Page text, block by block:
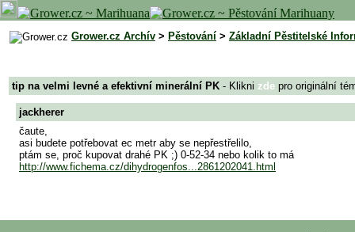
Grower.cz Archív > Pěstování > Základní Pěstitelské
tip na velmi levné a efektivní minerální PK - Klikni zde pro originální
jackherer
čaute,
asi budete potřebovat ec metr aby se nepřestřelilo,
ptám se, proč kupovat drahé PK ;) 0-52-34 nebo kolik to má
http://www.fichema.cz/dihydrogenfos...2861202041.html